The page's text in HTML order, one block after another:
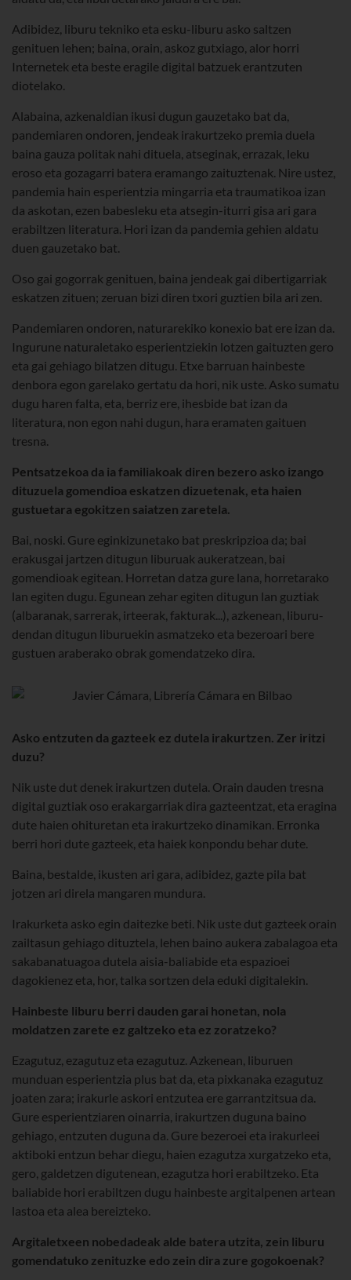
Adibidez, liburu tekniko eta esku-liburu asko saltzen
genituen lehen; baina, orain, askoz gutxiago, alor horri
Internetek eta beste eragile digital batzuek erantzuten
diotelako.
Alabaina, azkenaldian ikusi dugun gauzetako bat da,
pandemiaren ondoren, jendeak irakurtzeko premia duela
baina gauza politak nahi dituela, atseginak, errazak, leku
eroso eta gozagarri batera eramango zaituztenak. Nire ustez,
pandemia hain esperientzia mingarria eta traumatikoa izan
da askotan, ezen babesleku eta atsegin-iturri gisa ari gara
erabiltzen literatura. Hori izan da pandemia gehien aldatu
duen gauzetako bat.
Oso gai gogorrak genituen, baina jendeak gai dibertigarriak
eskatzen zituen; zeruan bizi diren txori guztien bila ari zen.
Pandemiaren ondoren, naturarekiko konexio bat ere izan da.
Ingurune naturaletako esperientziekin lotzen gaituzten gero
eta gai gehiago bilatzen ditugu. Etxe barruan hainbeste
denbora egon garelako gertatu da hori, nik uste. Asko sumatu
dugu haren falta, eta, berriz ere, ihesbide bat izan da
literatura, non egon nahi dugun, hara eramaten gaituen
tresna.
Pentsatzekoa da ia familiakoak diren bezero asko izango
dituzuela gomendioa eskatzen dizuetenak, eta haien
gustuetara egokitzen saiatzen zaretela.
Bai, noski. Gure eginkizunetako bat preskripzioa da; bai
erakusgai jartzen ditugun liburuak aukeratzean, bai
gomendioak egitean. Horretan datza gure lana, horretarako
lan egiten dugu. Egunean zehar egiten ditugun lan guztiak
(albaranak, sarrerak, irteerak, fakturak...), azkenean, liburu-
dendan ditugun liburuekin asmatzeko eta bezeroari bere
gustuen araberako obrak gomendatzeko dira.
Asko entzuten da gazteek ez dutela irakurtzen. Zer iritzi
duzu?
Nik uste dut denek irakurtzen dutela. Orain dauden tresna
digital guztiak oso erakargarriak dira gazteentzat, eta eragina
dute haien ohituretan eta irakurtzeko dinamikan. Erronka
berri hori dute gazteek, eta haiek konpondu behar dute.
Baina, bestalde, ikusten ari gara, adibidez, gazte pila bat
jotzen ari direla mangaren mundura.
Irakurketa asko egin daitezke beti. Nik uste dut gazteek orain
zailtasun gehiago dituztela, lehen baino aukera zabalagoa eta
sakabanatuagoa dutela aisia-baliabide eta espazioei
dagokienez eta, hor, talka sortzen dela eduki digitalekin.
Hainbeste liburu berri dauden garai honetan, nola
moldatzen zarete ez galtzeko eta ez zoratzeko?
Ezagutuz, ezagutuz eta ezagutuz. Azkenean, liburuen
munduan esperientzia plus bat da, eta pixkanaka ezagutuz
joaten zara; irakurle askori entzutea ere garrantzitsua da.
Gure esperientziaren oinarria, irakurtzen duguna baino
gehiago, entzuten duguna da. Gure bezeroei eta irakurleei
aktiboki entzun behar diegu, haien ezagutza xurgatzeko eta,
gero, galdetzen digutenean, ezagutza hori erabiltzeko. Eta
baliabide hori erabiltzen dugu hainbeste argitalpenen artean
lastoa eta alea bereizteko.
Argitaletxeen nobedadeak alde batera utzita, zein liburu
gomendatuko zenituzke edo zein dira zure gogokoenak?